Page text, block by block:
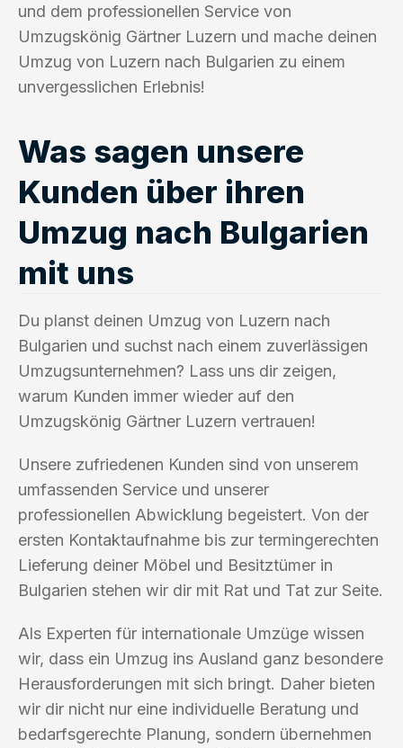
und dem professionellen Service von
Umzugskönig Gärtner Luzern und mache deinen
Umzug von Luzern nach Bulgarien zu einem
unvergesslichen Erlebnis!
Was sagen unsere
Kunden über ihren
Umzug nach Bulgarien
mit uns
Du planst deinen Umzug von Luzern nach
Bulgarien und suchst nach einem zuverlässigen
Umzugsunternehmen? Lass uns dir zeigen,
warum Kunden immer wieder auf den
Umzugskönig Gärtner Luzern vertrauen!
Unsere zufriedenen Kunden sind von unserem
umfassenden Service und unserer
professionellen Abwicklung begeistert. Von der
ersten Kontaktaufnahme bis zur termingerechten
Lieferung deiner Möbel und Besitztümer in
Bulgarien stehen wir dir mit Rat und Tat zur Seite.
Als Experten für internationale Umzüge wissen
wir, dass ein Umzug ins Ausland ganz besondere
Herausforderungen mit sich bringt. Daher bieten
wir dir nicht nur eine individuelle Beratung und
bedarfsgerechte Planung, sondern übernehmen